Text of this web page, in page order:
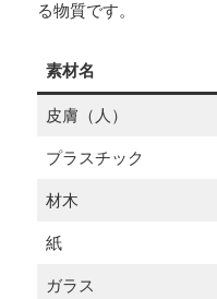
る物質です。
素材名
皮膚（人）
プラスチック
材木
紙
ガラス